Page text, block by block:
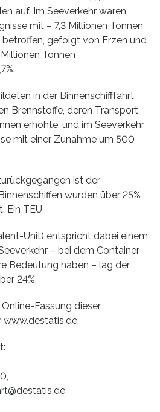
auf. Im Seeverkehr waren
mit – 7,3 Millionen Tonnen
betroffen, gefolgt von Erzen und
Tonnen
in der Binnenschifffahrt
Brennstoffe, deren Transport
erhöhte, und im Seeverkehr
mit einer Zunahme um 500
ist der
wurden über 25%
Ein TEU
Unit) entspricht dabei einem
– bei dem Container
Bedeutung haben – lag der
24%.
Fassung dieser
www.destatis.de.